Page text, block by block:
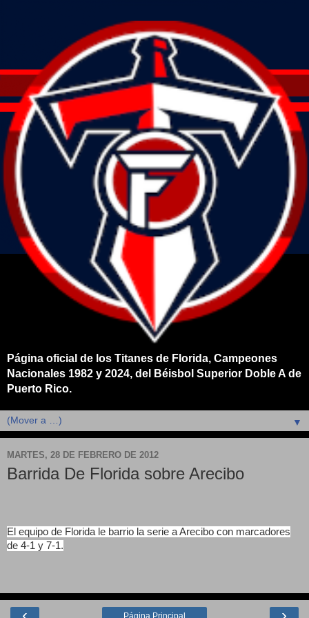
Página oficial de los Titanes de Florida, Campeones
Nacionales 1982 y 2024, del Béisbol Superior Doble A de
Puerto Rico.
▼
MARTES, 28 DE FEBRERO DE 2012
Barrida De Florida sobre Arecibo
El equipo de Florida le barrio la serie a Arecibo con marcadores
de 4-1 y 7-1.
Página Principal